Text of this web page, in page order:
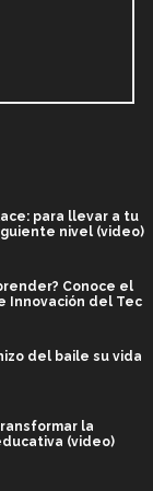
para llevar a tu
nivel (video)
Conoce el
Innovación del Tec
del baile su vida
la
(video)